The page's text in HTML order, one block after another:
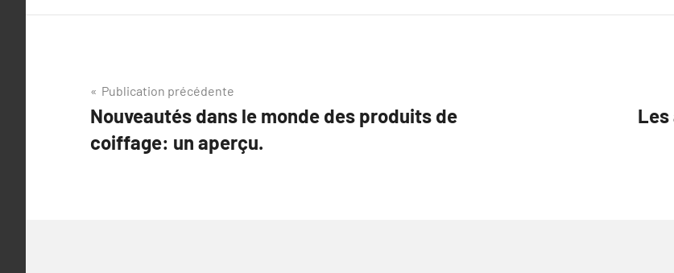
Navigation
de
l’article
Publication précédente
Nouveautés dans le monde des produits de
coiffage: un aperçu.
Les